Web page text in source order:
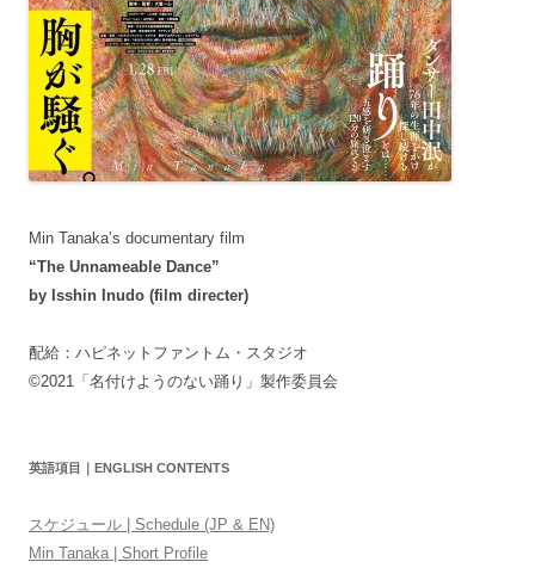
Min Tanaka’s documentary film
“The Unnameable Dance”
by Isshin Inudo (film directer)
配給：ハピネットファントム・スタジオ
©2021「名付けようのない踊り」製作委員会
英語項目｜ENGLISH CONTENTS
スケジュール | Schedule (JP & EN)
Min Tanaka | Short Profile